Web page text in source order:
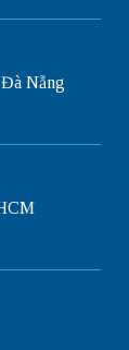
Nẵng